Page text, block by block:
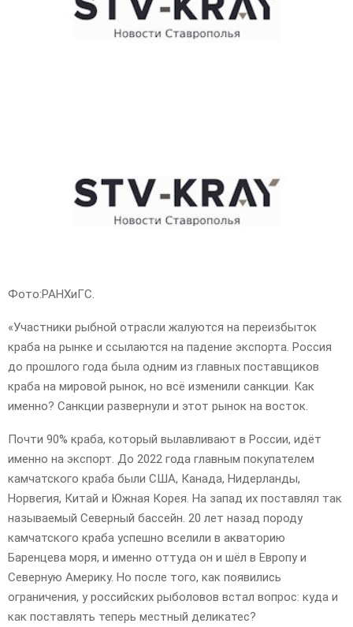
Фото:РАНХиГС.
«Участники рыбной отрасли жалуются на переизбыток
краба на рынке и ссылаются на падение экспорта. Россия
до прошлого года была одним из главных поставщиков
краба на мировой рынок, но всё изменили санкции. Как
именно? Санкции развернули и этот рынок на восток.
Почти 90% краба, который вылавливают в России, идёт
именно на экспорт. До 2022 года главным покупателем
камчатского краба были США, Канада, Нидерланды,
Норвегия, Китай и Южная Корея. На запад их поставлял так
называемый Северный бассейн. 20 лет назад породу
камчатского краба успешно вселили в акваторию
Баренцева моря, и именно оттуда он и шёл в Европу и
Северную Америку. Но после того, как появились
ограничения, у российских рыболовов встал вопрос: куда и
как поставлять теперь местный деликатес?